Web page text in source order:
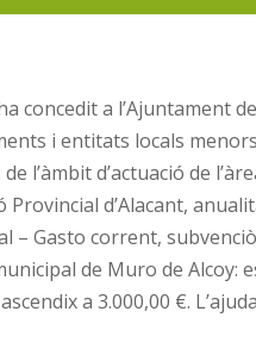
concedit a l’Ajuntament
i entitats locals
l’àmbit d’actuació de
d’Alacant,
– Gasto corrent,
de Muro de Alcoy:
a 3.000,00 €.